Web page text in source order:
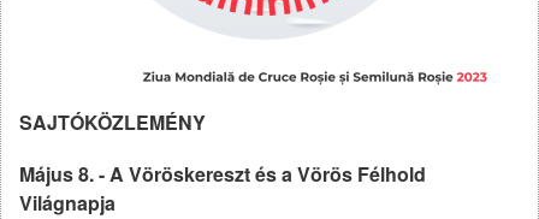
SAJTÓKÖZLEMÉNY
Május 8. - A Vöröskereszt és a Vörös Félhold
Világnapja